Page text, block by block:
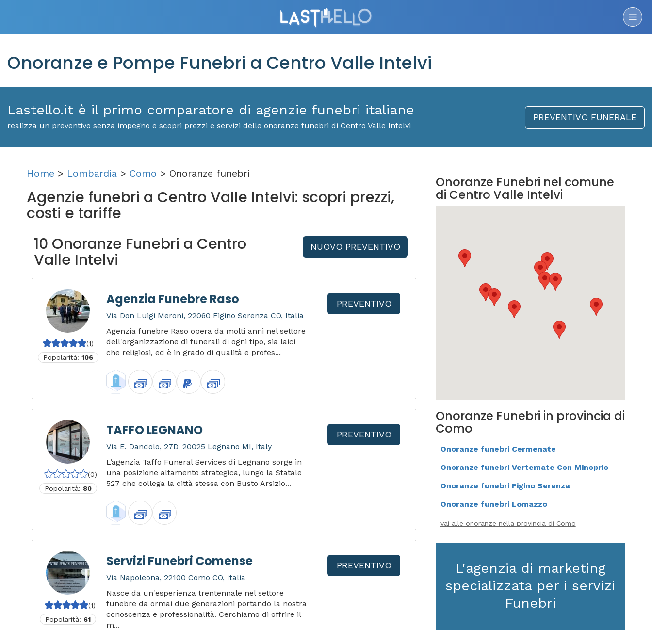
Onoranze e Pompe Funebri a Centro Valle Intelvi
Lastello.it è il primo comparatore di agenzie funebri italiane
realizza un preventivo senza impegno e scopri prezzi e servizi delle onoranze funebri di Centro Valle Intelvi
PREVENTIVO FUNERALE
Home > Lombardia > Como > Onoranze funebri
Agenzie funebri a Centro Valle Intelvi: scopri prezzi,
costi e tariffe
10 Onoranze Funebri a Centro
Valle Intelvi
NUOVO PREVENTIVO
(1)
Popolarità: 106
Agenzia Funebre Raso
Via Don Luigi Meroni, 22060 Figino Serenza CO, Italia
Agenzia funebre Raso opera da molti anni nel settore
dell'organizzazione di funerali di ogni tipo, sia laici
che religiosi, ed è in grado di qualità e profes...
PREVENTIVO
(0)
Popolarità: 80
TAFFO LEGNANO
Via E. Dandolo, 27D, 20025 Legnano MI, Italy
L’agenzia Taffo Funeral Services di Legnano sorge in
una posizione altamente strategica, lungo la Statale
527 che collega la città stessa con Busto Arsizio...
PREVENTIVO
(1)
Popolarità: 61
Servizi Funebri Comense
Via Napoleona, 22100 Como CO, Italia
Nasce da un'esperienza trentennale nel settore
funebre da ormai due generazioni portando la nostra
conoscenza e professionalità. Cerchiamo di offrire il
m...
PREVENTIVO
Onoranze Funebri nel comune
di Centro Valle Intelvi
Onoranze Funebri in provincia di
Como
Onoranze funebri Cermenate
Onoranze funebri Vertemate Con Minoprio
Onoranze funebri Figino Serenza
Onoranze funebri Lomazzo
vai alle onoranze nella provincia di Como
L'agenzia di marketing
specializzata per i servizi
Funebri